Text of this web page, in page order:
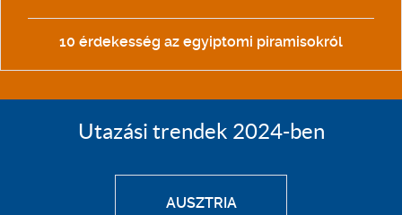
10 érdekesség az egyiptomi piramisokról
Utazási trendek 2024-ben
AUSZTRIA